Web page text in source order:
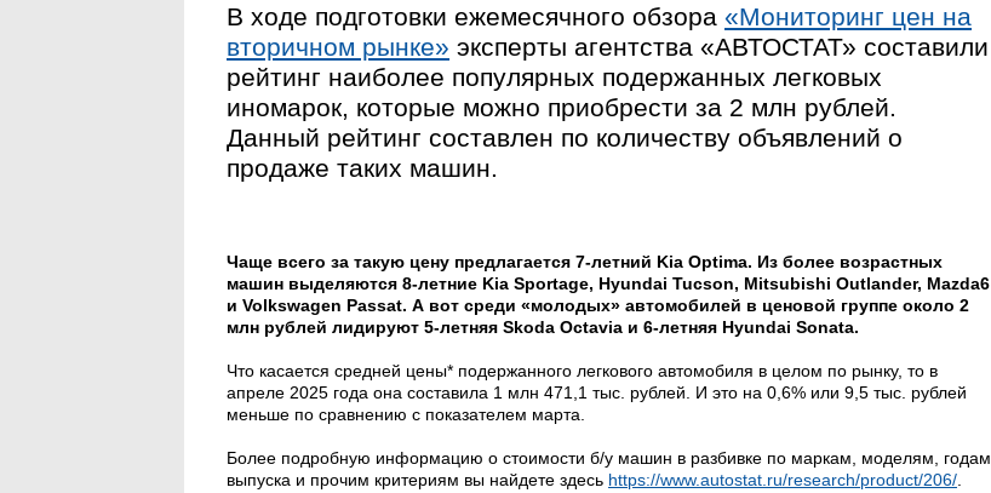
В ходе подготовки ежемесячного обзора «Мониторинг цен на
вторичном рынке» эксперты агентства «АВТОСТАТ» составили
рейтинг наиболее популярных подержанных легковых
иномарок, которые можно приобрести за 2 млн рублей.
Данный рейтинг составлен по количеству объявлений о
продаже таких машин.
Чаще всего за такую цену предлагается 7-летний Kia Optima. Из более возрастных
машин выделяются 8-летние Kia Sportage, Hyundai Tucson, Mitsubishi Outlander, Mazda6
и Volkswagen Passat. А вот среди «молодых» автомобилей в ценовой группе около 2
млн рублей лидируют 5-летняя Skoda Octavia и 6-летняя Hyundai Sonata.
Что касается средней цены* подержанного легкового автомобиля в целом по рынку, то в
апреле 2025 года она составила 1 млн 471,1 тыс. рублей. И это на 0,6% или 9,5 тыс. рублей
меньше по сравнению с показателем марта.
Более подробную информацию о стоимости б/у машин в разбивке по маркам, моделям, годам
выпуска и прочим критериям вы найдете здесь https://www.autostat.ru/research/product/206/